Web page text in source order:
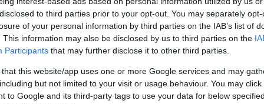
to third parties prior to your opt-out. You may separately
of your personal information by third parties on the IAB’s list of
This information may also be disclosed by us to third parties on the
Participants that may further disclose it to other third parties.
that this website/app uses one or more Google services and may
but not limited to your visit or usage behaviour. You may
to Google and its third-party tags to use your data for below
KORSZAKÁNAK, AZ ÖNKORMÁNYZATOK VISSZAKAPJÁK
ITT IS A JOGAIKAT
2026. június 03| Csarnó Ákos |Mindenki ügye
A Parlament elé került az a törvényjavaslat, amely
jelentősen átalakítaná a politikai reklámok és közterületi
hirdetések szabályozását Magyarországon. A javaslatot
közösen jegyzi Bódis Kris...